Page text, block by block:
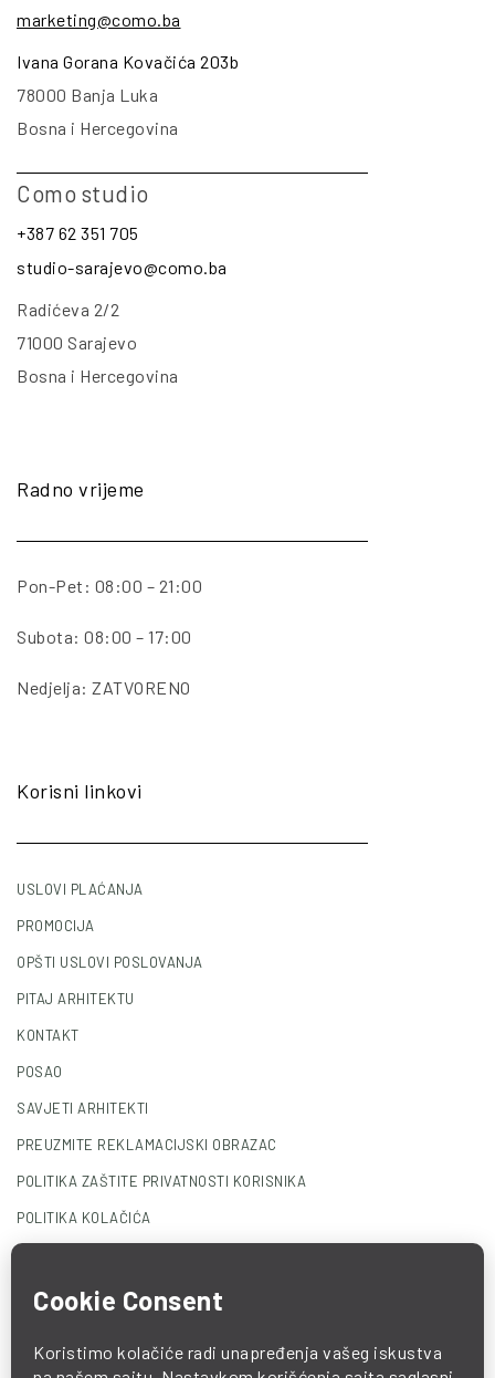
marketing@como.ba
Ivana Gorana Kovačića 203b
78000 Banja Luka
Bosna i Hercegovina
Como studio
+387 62 351 705
studio-sarajevo@como.ba
Radićeva 2/2
71000 Sarajevo
Bosna i Hercegovina
Radno vrijeme
Pon-Pet: 08:00 – 21:00
Subota: 08:00 – 17:00
Nedjelja: ZATVORENO
Korisni linkovi
USLOVI PLAĆANJA
PROMOCIJA
OPŠTI USLOVI POSLOVANJA
PITAJ ARHITEKTU
KONTAKT
POSAO
SAVJETI ARHITEKTI
PREUZMITE REKLAMACIJSKI OBRAZAC
POLITIKA ZAŠTITE PRIVATNOSTI KORISNIKA
POLITIKA KOLAČIĆA